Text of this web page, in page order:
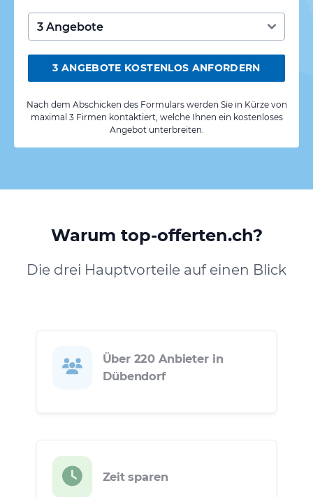
3 ANGEBOTE KOSTENLOS ANFORDERN
Nach dem Abschicken des Formulars werden Sie in Kürze von
maximal 3 Firmen kontaktiert, welche Ihnen ein kostenloses
Angebot unterbreiten.
Warum top-offerten.ch?
Die drei Hauptvorteile auf einen Blick
Über 220 Anbieter in
Dübendorf
Zeit sparen